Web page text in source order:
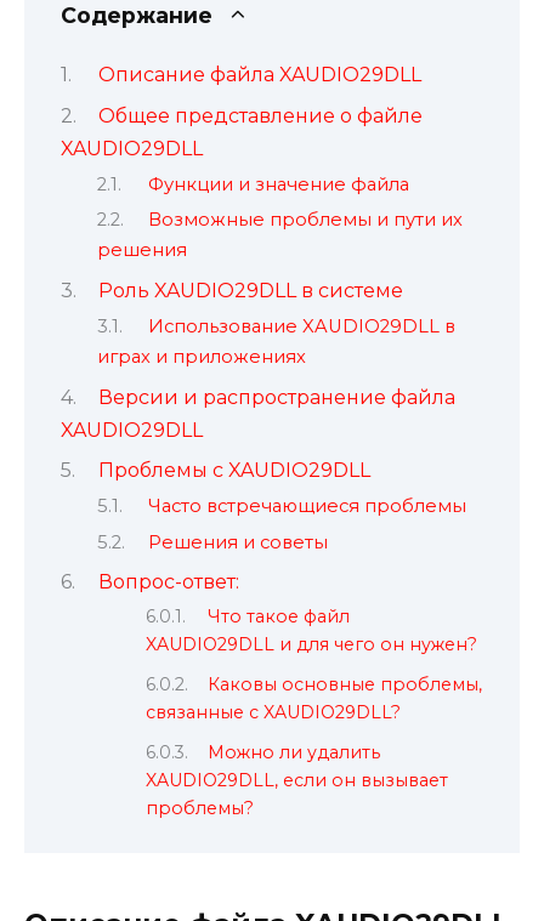
Содержание
Описание файла XAUDIO29DLL
Общее представление о файле
XAUDIO29DLL
Функции и значение файла
Возможные проблемы и пути их
решения
Роль XAUDIO29DLL в системе
Использование XAUDIO29DLL в
играх и приложениях
Версии и распространение файла
XAUDIO29DLL
Проблемы с XAUDIO29DLL
Часто встречающиеся проблемы
Решения и советы
Вопрос-ответ:
Что такое файл
XAUDIO29DLL и для чего он нужен?
Каковы основные проблемы,
связанные с XAUDIO29DLL?
Можно ли удалить
XAUDIO29DLL, если он вызывает
проблемы?